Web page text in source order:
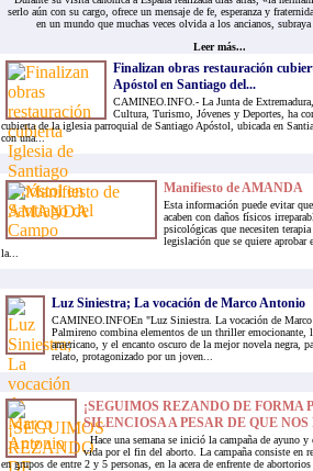
serlo aún con su cargo, ofrece un mensaje de fe, esperanza y
en un mundo que muchas veces olvida a los ancianos,
Leer más...
Finalizan obras restauración
Apóstol en Santiago del...
CAMINEO.INFO.- La Junta de
Cultura, Turismo, Jóvenes y Deportes, ha
cubierta de la iglesia parroquial de Santiago Apóstol, ubicada en
con una...
Manifiesto de AMANDA
Esta información puede evitar
acaben con daños físicos
psicológicas que necesiten
legislación que se quiere aprobar
la...
Luz Siniestra; La vocación de Marco Antonio
CAMINEO.INFOEn "Luz Siniestra. La vocación de
Palmireno combina elementos de un thriller emocionante,
americano, y el encanto oscuro de la mejor novela negra,
relato, protagonizado por un joven...
¡SEGUIMOS REZANDO DE FORMA
SILENCIOSA A PESAR DE QUE NOS
Hace una semana se inició la campaña de ayuno y
vida por el fin del aborto. La campaña consiste en
en grupos de entre 2 y 5 personas, en la acera de enfrente de